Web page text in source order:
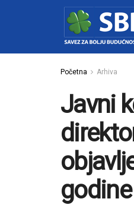
Početna Arhiva
Javni
godine